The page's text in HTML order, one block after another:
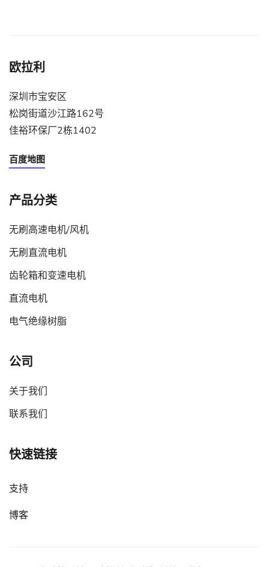
欧拉利
深圳市宝安区
松岗街道沙江路162号
佳裕环保厂2栋1402
百度地图
产品分类
无刷高速电机/风机
无刷直流电机
齿轮箱和变速电机
直流电机
电气绝缘树脂
公司
关于我们
联系我们
快速链接
支持
博客